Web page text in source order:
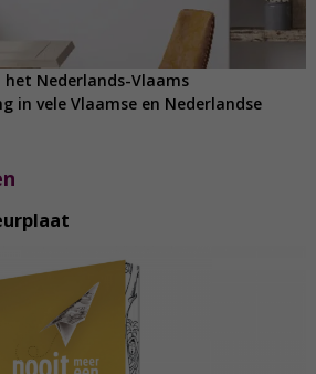
het Nederlands-Vlaams
in vele Vlaamse en Nederlandse